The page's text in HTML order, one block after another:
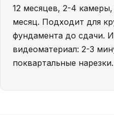
12 месяцев, 2-4
месяц. Подходит для
фундамента до сдачи.
видеоматериал: 2-3
поквартальные нарезки.